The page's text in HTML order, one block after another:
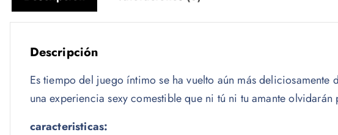
Descripción
Es tiempo del juego íntimo se ha vuelto aún más deliciosamente
una experiencia sexy comestible que ni tú ni tu amante olvidarán
caracteristicas: